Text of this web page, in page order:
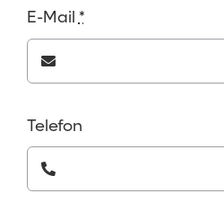
E-Mail*
Telefon